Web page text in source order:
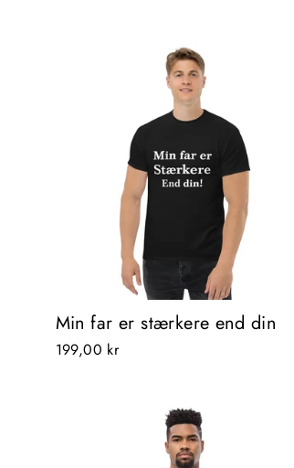
Min far er stærkere end din
199,00 kr